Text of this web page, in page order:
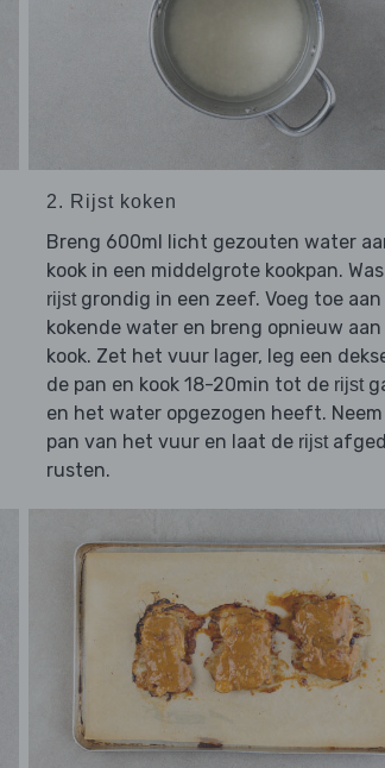
2. Rijst koken
Breng 600ml licht gezouten water
kook in een middelgrote kookpan.
rijstgrondig in een zeef. Voeg toe
kokende water en breng opnieuw aan
kook. Zet het vuur lager, leg een
de pan en kook 18-20min tot de rijst
en het water opgezogen heeft.
pan van het vuur en laat de rijst
rusten.